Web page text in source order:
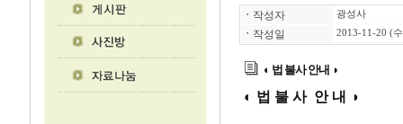
ㆍ 작성자 광성사
ㆍ 작성일 2013-11-20 (
◐ 법 불사 안내 ◑
◐ 법 불 사 안 내 ◑